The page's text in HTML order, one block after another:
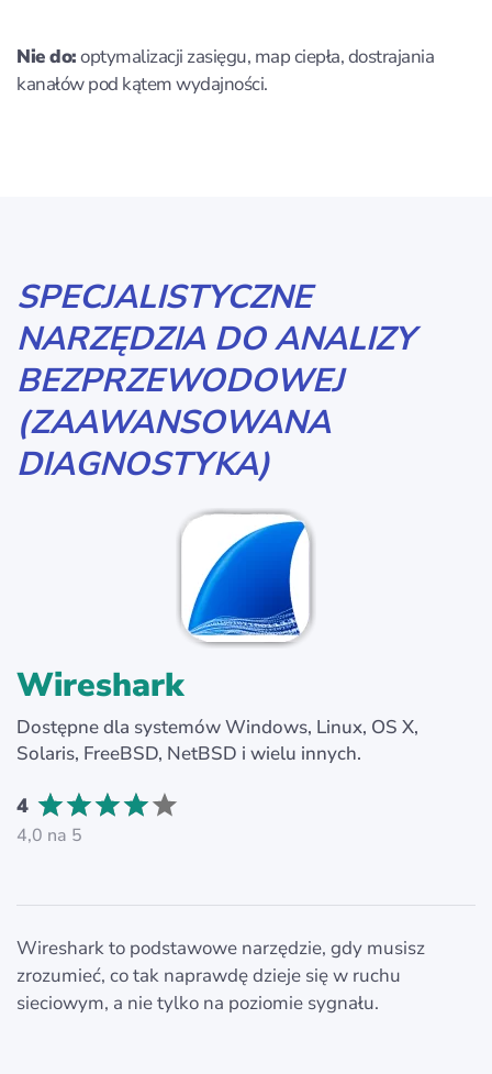
Nie do:optymalizacji zasięgu, map ciepła, dostrajania
kanałów pod kątem wydajności.
SPECJALISTYCZNE
NARZĘDZIA DO ANALIZY
BEZPRZEWODOWEJ
(ZAAWANSOWANA
DIAGNOSTYKA)
Wireshark
Dostępne dla systemów Windows, Linux, OS X,
Solaris, FreeBSD, NetBSD i wielu innych.
4
4,0 na 5
Wireshark to podstawowe narzędzie, gdy musisz
zrozumieć, co tak naprawdę dzieje się w ruchu
sieciowym, a nie tylko na poziomie sygnału.